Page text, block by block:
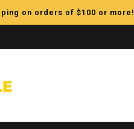
on orders of $100 or more!